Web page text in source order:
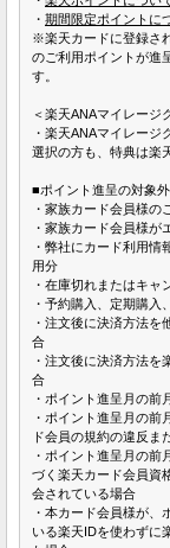
・ 期間限定ポイントに
※楽天カードに登録さ
のご利用ポイントが進
す。
＜楽天ANAマイレージ
・楽天ANAマイレー
選択の方も、特典は楽
■ポイント進呈の対象
・家族カード会員様の
・家族カード会員様が
・弊社にカード利用情
用分
・在庫切れまたはキャ
・予約購入、定期購入
・注文後に決済方法
合
・注文後に決済方法
合
・ポイント進呈月の前
・ポイント進呈月の前
ド会員の規約の違反ま
・ポイント進呈月の
づく楽天カード会員資
会されている場合
・本カード会員様が、
いる楽天IDを使わずに